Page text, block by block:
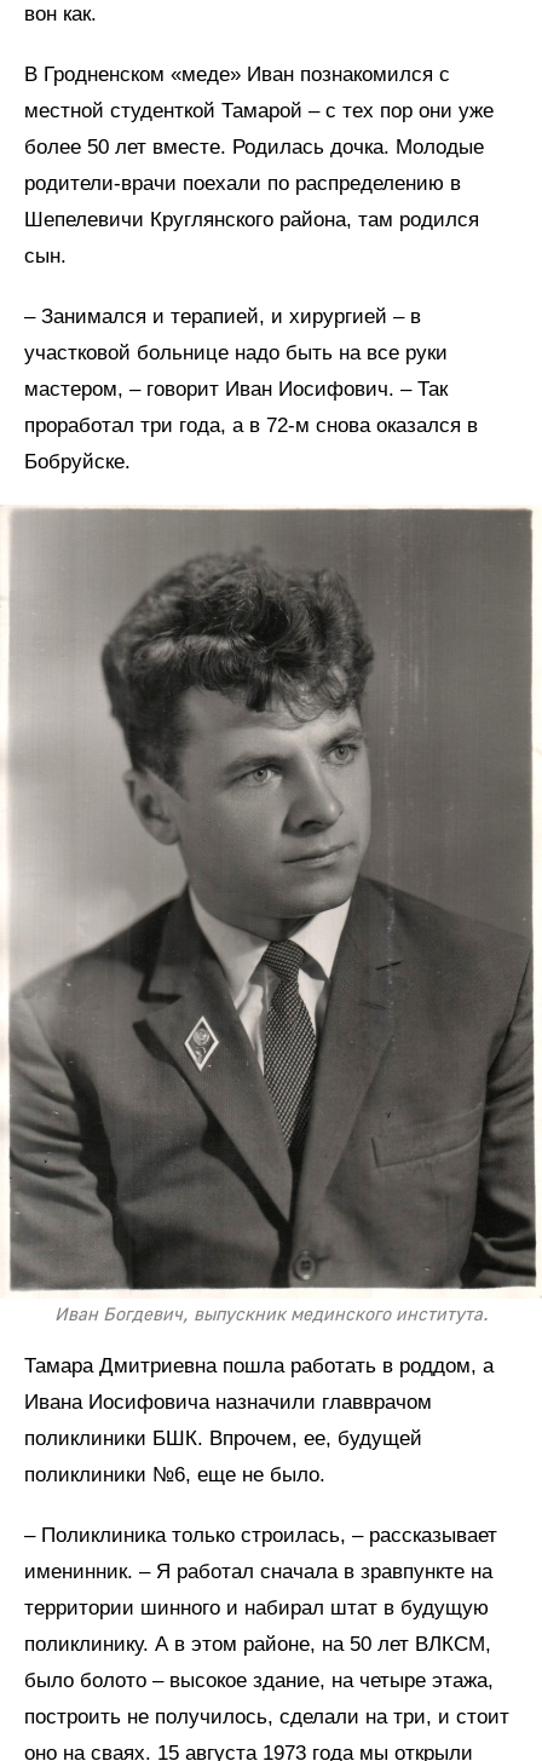
вон как.
В Гродненском «меде» Иван познакомился с
местной студенткой Тамарой – с тех пор они уже
более 50 лет вместе. Родилась дочка. Молодые
родители-врачи поехали по распределению в
Шепелевичи Круглянского района, там родился
сын.
– Занимался и терапией, и хирургией – в
участковой больнице надо быть на все руки
мастером, – говорит Иван Иосифович. – Так
проработал три года, а в 72-м снова оказался в
Бобруйске.
Иван Богдевич, выпускник мединского института.
Тамара Дмитриевна пошла работать в роддом, а
Ивана Иосифовича назначили главврачом
поликлиники БШК. Впрочем, ее, будущей
поликлиники №6, еще не было.
– Поликлиника только строилась, – рассказывает
именинник. – Я работал сначала в зравпункте на
территории шинного и набирал штат в будущую
поликлинику. А в этом районе, на 50 лет ВЛКСМ,
было болото – высокое здание, на четыре этажа,
построить не получилось, сделали на три, и стоит
оно на сваях. 15 августа 1973 года мы открыли